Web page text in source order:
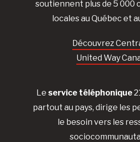
soutiennent plus de 5 000
locales au Québec et
Découvrez
United Way
Le service téléphonique
partout au pays, dirige les
le besoin vers les